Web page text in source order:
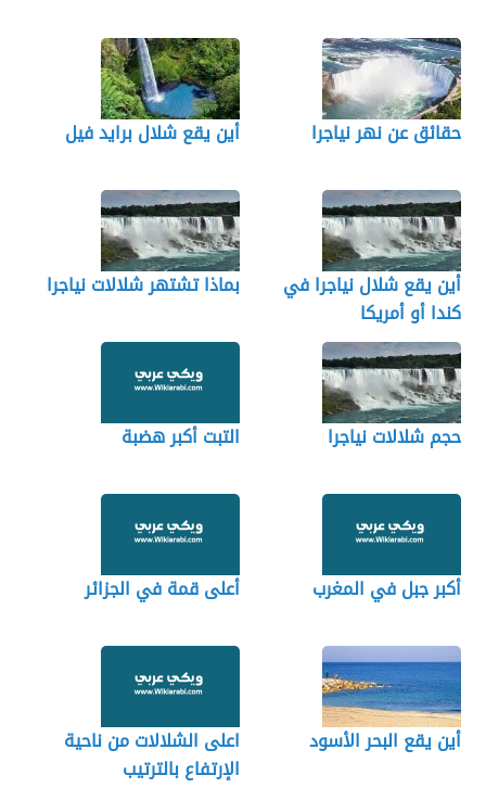
حقائق عن نهر نياجرا أين يقع شلال برايد فيل
أين يقع شلال نياجرا في
كندا أو أمريكا
بماذا تشتهر شلالات نياجرا
حجم شلالات نياجرا التبت أكبر هضبة
أكبر جبل في المغرب أعلى قمة في الجزائر
أين يقع البحر الأسود
اعلى الشلالات من ناحية
الإرتفاع بالترتيب